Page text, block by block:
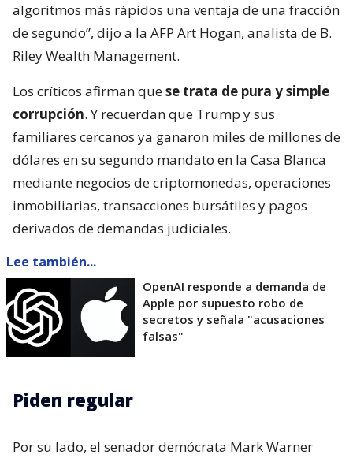
algoritmos más rápidos una ventaja de una fracción
de segundo”, dijo a la AFP Art Hogan, analista de B.
Riley Wealth Management.
Los críticos afirman quese trata de pura y simple
corrupción. Y recuerdan que Trump y sus
familiares cercanos ya ganaron miles de millones de
dólares en su segundo mandato en la Casa Blanca
mediante negocios de criptomonedas, operaciones
inmobiliarias, transacciones bursátiles y pagos
derivados de demandas judiciales.
Lee también...
OpenAI responde a demanda de
Apple por supuesto robo de
secretos y señala "acusaciones
falsas"
Piden regular
Por su lado, el senador demócrata Mark Warner